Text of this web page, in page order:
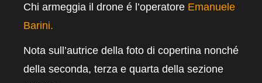
Chi armeggia il drone é l’operatore Emanuele
Barini.
Nota sull’autrice della foto di copertina nonché
della seconda, terza e quarta della sezione